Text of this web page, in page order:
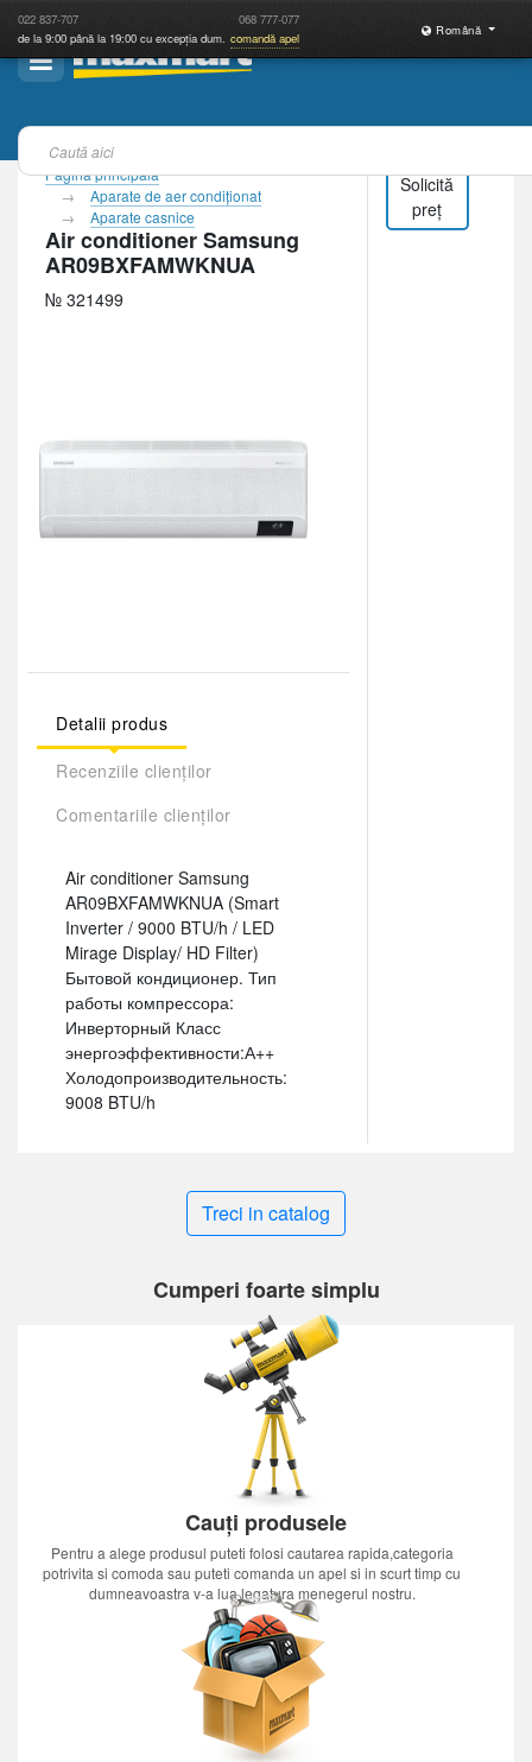
022 837-707 068 777-077
de la 9:00 până la 19:00 cu excepția dum. comandă apel
Română
Pagina principală
Aparate de aer condiţionat
Aparate casnice
Air conditioner Samsung
AR09BXFAMWKNUA
№ 321499
Detalii produs
Recenziile clienților
Comentariile clienților
Air conditioner Samsung
AR09BXFAMWKNUA (Smart
Inverter / 9000 BTU/h / LED
Mirage Display/ HD Filter)
Бытовой кондиционер. Тип
работы компрессора:
Инверторный Класс
энергоэффективности:А++
Холодопроизводительность:
9008 BTU/h
Solicită
preț
Treci in catalog
Cumperi foarte simplu
Cauți produsele
Pentru a alege produsul puteti folosi cautarea rapida,categoria
potrivita si comoda sau puteti comanda un apel si in scurt timp cu
dumneavoastra v-a lua legatura menegerul nostru.